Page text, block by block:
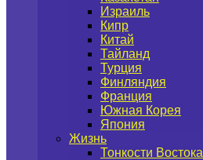
Израиль
Кипр
Китай
Тайланд
Турция
Финляндия
Франция
Южная Корея
Япония
Жизнь
Тонкости Востока